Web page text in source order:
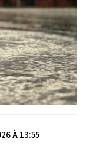
À 13:55